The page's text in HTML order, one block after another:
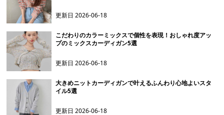
更新日2026-06-18
こだわりのカラーミックスで個性を表現！おしゃれ度アッ
プのミックスカーディガン5選
更新日2026-06-18
大きめニットカーディガンで叶えるふんわり心地よいスタ
イル5選
更新日2026-06-18